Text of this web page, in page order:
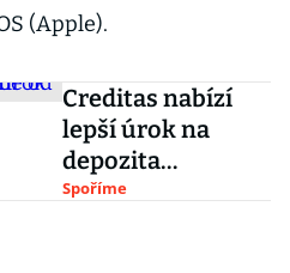
(Apple).
Creditas nabízí
lepší úrok na
depozita
netradičně od 750
Spoříme